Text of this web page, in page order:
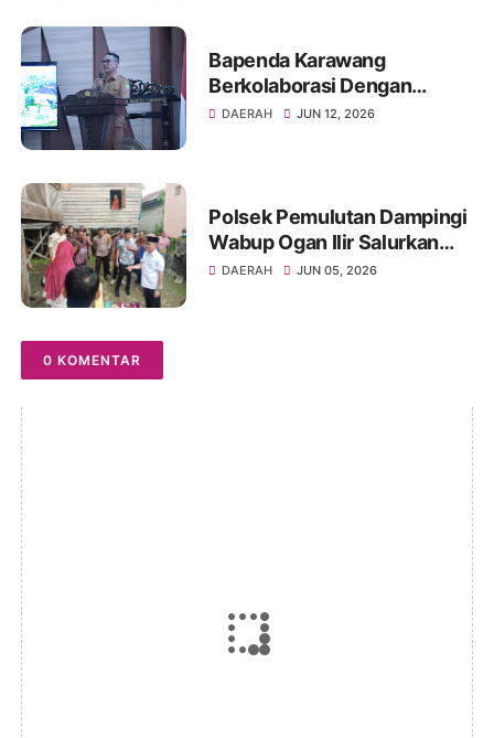
Bapenda Karawang
Berkolaborasi Dengan
Fakultas Hukum Unsika
DAERAH JUN 12, 2026
Polsek Pemulutan Dampingi
Wabup Ogan Ilir Salurkan
Bansos ke Warga Sakit
DAERAH JUN 05, 2026
0 KOMENTAR